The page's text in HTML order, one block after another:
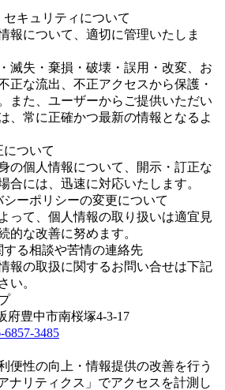
キュリティについて
報について、適切に管理いたしま
滅失・棄損・破壊・誤用・改変、お
正な流出、不正アクセスから保護・
また、ユーザーからご提供いただい
、常に正確かつ最新の情報となるよ
ついて
の個人情報について、開示・訂正な
合には、迅速に対応いたします。
ーポリシーの変更について
って、個人情報の取り扱いは適宜見
的な改善に努めます。
る相談や苦情の連絡先
報の取扱に関するお問い合せは下記
い。
府豊中市南桜塚4-3-17
6857-3485
便性の向上・情報提供の改善を行う
ナリティクス」でアクセスを計測し